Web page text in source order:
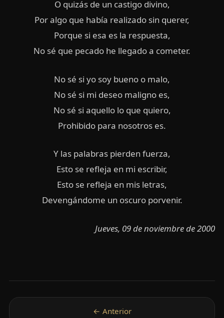
O quizás de un castigo divino,
Por algo que había realizado sin querer,
Porque si esa es la respuesta,
No sé que pecado he llegado a cometer.
No sé si yo soy bueno o malo,
No sé si mi deseo maligno es,
No sé si aquello lo que quiero,
Prohibido para nosotros es.
Y las palabras pierden fuerza,
Esto se refleja en mi escribir,
Esto se refleja en mis letras,
Devengándome un oscuro porvenir.
Jueves, 09 de noviembre de 2000